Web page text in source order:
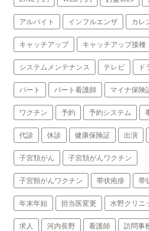
アルバイト インフルエンザ カレ
キャッチアップ キャッチアップ接種
システムメンテナンス テレビ ド
パート パート看護師 マイナ保険
ワクチン 予約 予約システム
代診 休診 健康保険証 出演
子宮頚がん 子宮頚がんワクチン
子宮頸がんワクチン 帯状疱疹 帯
年末年始 担当医変更 水野クリニ
求人 河内長野 看護師 訪問事